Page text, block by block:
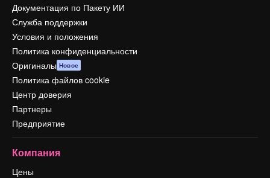
Документация по Пакету ИИ
Служба поддержки
Условия и положения
Политика конфиденциальности
Оригиналы Новое
Политика файлов cookie
Центр доверия
Партнеры
Предприятие
Компания
Цены